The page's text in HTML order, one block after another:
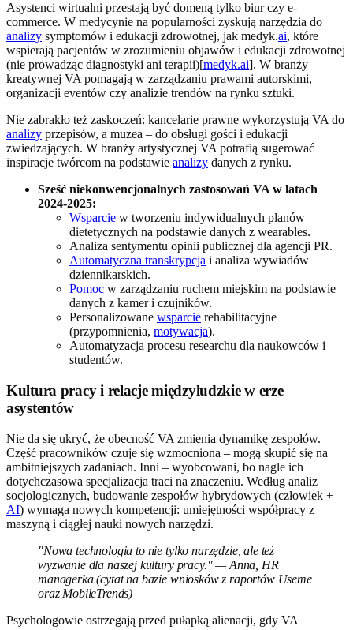
Asystenci wirtualni przestają być domeną tylko biur czy e-
commerce. W medycynie na popularności zyskują narzędzia do
analizy symptomów i edukacji zdrowotnej, jak medyk.ai, które
wspierają pacjentów w zrozumieniu objawów i edukacji zdrowotnej
(nie prowadząc diagnostyki ani terapii)[medyk.ai]. W branży
kreatywnej VA pomagają w zarządzaniu prawami autorskimi,
organizacji eventów czy analizie trendów na rynku sztuki.
Nie zabrakło też zaskoczeń: kancelarie prawne wykorzystują VA do
analizy przepisów, a muzea – do obsługi gości i edukacji
zwiedzających. W branży artystycznej VA potrafią sugerować
inspiracje twórcom na podstawie analizy danych z rynku.
Sześć niekonwencjonalnych zastosowań VA w latach
2024-2025:
Wsparcie w tworzeniu indywidualnych planów
dietetycznych na podstawie danych z wearables.
Analiza sentymentu opinii publicznej dla agencji PR.
Automatyczna transkrypcja i analiza wywiadów
dziennikarskich.
Pomoc w zarządzaniu ruchem miejskim na podstawie
danych z kamer i czujników.
Personalizowane wsparcie rehabilitacyjne
(przypomnienia, motywacja).
Automatyzacja procesu researchu dla naukowców i
studentów.
Kultura pracy i relacje międzyludzkie w erze
asystentów
Nie da się ukryć, że obecność VA zmienia dynamikę zespołów.
Część pracowników czuje się wzmocniona – mogą skupić się na
ambitniejszych zadaniach. Inni – wyobcowani, bo nagle ich
dotychczasowa specjalizacja traci na znaczeniu. Według analiz
socjologicznych, budowanie zespołów hybrydowych (człowiek +
AI) wymaga nowych kompetencji: umiejętności współpracy z
maszyną i ciągłej nauki nowych narzędzi.
"Nowa technologia to nie tylko narzędzie, ale też
wyzwanie dla naszej kultury pracy." — Anna, HR
managerka (cytat na bazie wniosków z raportów Useme
oraz MobileTrends)
Psychologowie ostrzegają przed pułapką alienacji, gdy VA